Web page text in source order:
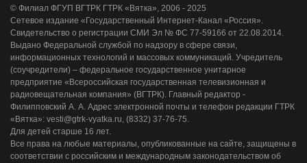
© Филиал ФГУП ВГТРК ГТРК «Вятка», 2006 - 2025
Сетевое издание «Государственный Интернет-Канал «Россия».
Свидетельство о регистрации СМИ Эл № ФС 77-59166 от 22.08.2014.
Выдано Федеральной службой по надзору в сфере связи,
информационных технологий и массовых коммуникаций. Учредитель
(соучредители) – федеральное государственное унитарное
предприятие «Всероссийская государственная телевизионная и
радиовещательная компания» (ВГТРК). Главный редактор -
Филипповский А. А. Адрес электронной почты и телефон редакции ГТРК
«Вятка»: vesti@gtrk-vyatka.ru, (8332) 37-76-75.
Для детей старше 16 лет.
Все права на любые материалы, опубликованные на сайте, защищены в
соответствии с российским и международным законодательством об